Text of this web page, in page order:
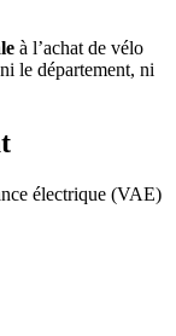
à l’achat de vélo
le département, ni
électrique (VAE)